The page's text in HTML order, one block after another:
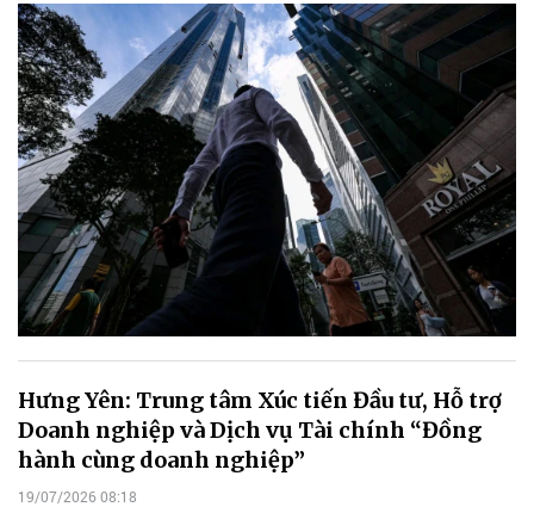
Hưng Yên: Trung tâm Xúc tiến Đầu tư, Hỗ trợ
Doanh nghiệp và Dịch vụ Tài chính “Đồng
hành cùng doanh nghiệp”
19/07/2026 08:18